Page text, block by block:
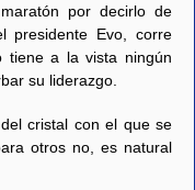
por decirlo de
presidente Evo, corre
tiene a la vista ningún
su liderazgo.
cristal con el que se
otros no, es natural